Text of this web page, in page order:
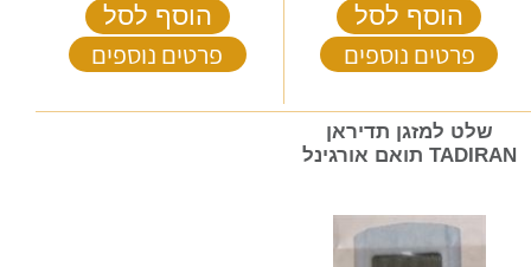
הוסף לסל
פרטים נוספים
הוסף לסל
פרטים נוספים
שלט למזגן תדיראן
TADIRAN תואם אורגינל